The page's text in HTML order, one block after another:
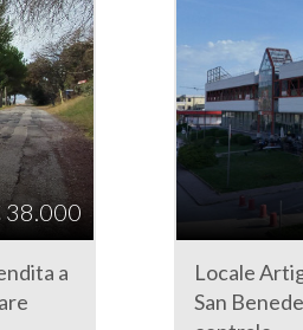
38.000
a
Locale
San